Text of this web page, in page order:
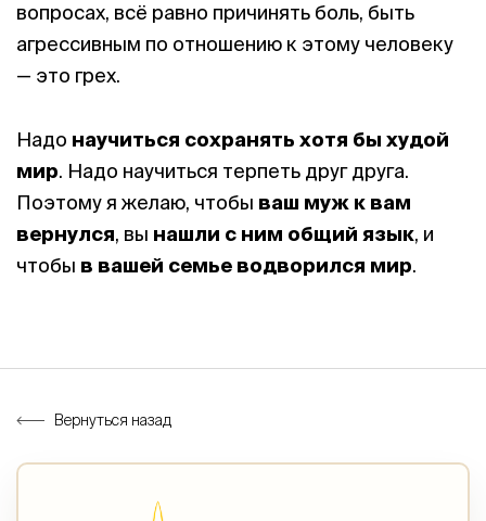
вопросах, всё равно причинять боль, быть
агрессивным по отношению к этому человеку
— это грех.
Надо научиться сохранять хотя бы худой
мир. Надо научиться терпеть друг друга.
Поэтому я желаю, чтобы ваш муж к вам
вернулся, вы нашли с ним общий язык, и
чтобы в вашей семье водворился мир.
Вернуться назад